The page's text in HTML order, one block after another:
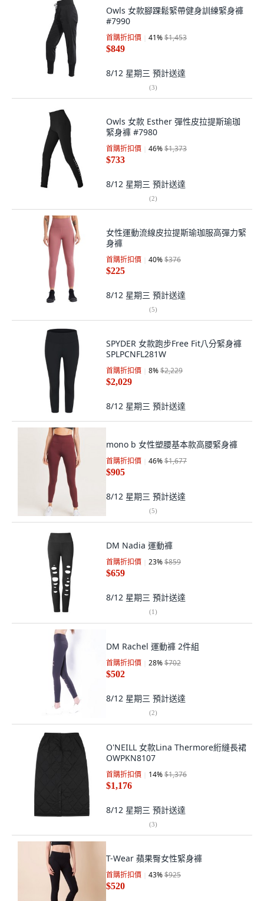
Owls 女款腳踝鬆緊帶健身訓練緊身褲
#7990
首購折扣價 41%$1,453
$849
8/12 星期三 預計送達
(3)
Owls 女款 Esther 彈性皮拉提斯瑜珈
緊身褲 #7980
首購折扣價 46%$1,373
$733
8/12 星期三 預計送達
(2)
女性運動流線皮拉提斯瑜珈服高彈力緊
身褲
首購折扣價 40%$376
$225
8/12 星期三 預計送達
(5)
SPYDER 女款跑步Free Fit八分緊身褲
SPLPCNFL281W
首購折扣價 8%$2,229
$2,029
8/12 星期三 預計送達
mono b 女性塑腰基本款高腰緊身褲
首購折扣價 46%$1,677
$905
8/12 星期三 預計送達
(5)
DM Nadia 運動褲
首購折扣價 23%$859
$659
8/12 星期三 預計送達
(1)
DM Rachel 運動褲 2件組
首購折扣價 28%$702
$502
8/12 星期三 預計送達
(2)
O'NEILL 女款Lina Thermore絎縫長裙
OWPKN8107
首購折扣價 14%$1,376
$1,176
8/12 星期三 預計送達
(3)
T-Wear 蘋果臀女性緊身褲
首購折扣價 43%$925
$520